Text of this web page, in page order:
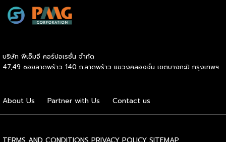
ทางธุรกิจอย่างใกล้ชิดตลอดระยะเวลาสัญญา คอยให้คำแนะนำ
และร่วมแก้ปัญหาต่างๆ ทำให้ผู้ลงทุนมั่นใจได้ว่าจะไม่ได้เดินอยู่บน
เส้นทางธุรกิจเพียงลำพัง เหตุผลประการที่สี่คือ โอกาสเติบโต
ให้คำปรึกษาด้านการบริหารการเงิน การประมาณการรายรับ-ราย
จ่าย ตลอดจนการจัดการสต๊อกสินค้าอย่างเป็นระบบ ช่วยให้ระบบ
การเงินของร้านมีสภาพคล่องที่ดี เพิ่มโอกาสในการคืนทุนได้เร็ว
ในแวดวงธุรกิจต่อไปได้ไม่ยาก และเหตุผลประการสุดท้ายคือ
การเข้าถึงแหล่งเงินทุนได้ง่ายกว่าธุรกิจทั่วไป สถาบันการเงินส่วน
ใหญ่ให้ความไว้วางใจและอนุมัติสินเชื่อแก่ผู้ขอซื้อแฟรนไชส์ที่เป็น
DAAT ชี้ว่าผู้เชี่ยวชาญแนะนำให้ธุรกิจจัดสรรงบประมาณราว 30%
ไว้สำหรับการสร้างแบรนด์ (Brand Building) ในระยะยาว แทนที่
Top of Mind ของผู้บริโภคจะเป็นฝ่ายได้เปรียบเมื่อสถานการณ์
กลับมาคึกคักอีกครั้ง นี่คือจุดที่เครื่องมือการตลาดเข้ามามี
Optimization ด้วย AI แต่ต้องย้ำว่าเครื่องมือทำหน้าที่ “รับใช้
กลยุทธ์” […]
บริษัท พีเอ็มจี คอร์ปอเรชั่น จำกัด
47,49 ซอยลาดพร้าว 140 ถ.ลาดพร้าว แขวงคลองจั่น เขตบางกะปิ กรุงเทพฯ
About Us Partner with Us Contact us